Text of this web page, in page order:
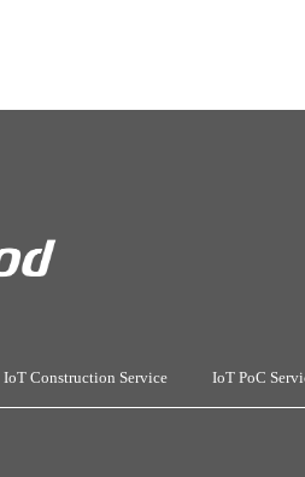
IoT Construction Service IoT PoC